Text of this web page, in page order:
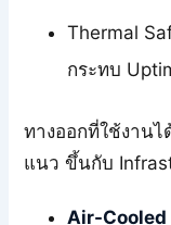
Thermal
กระทบ
ทางออกที่ใช้งาน
แนว ขึ้นกับ
Air-Cooled